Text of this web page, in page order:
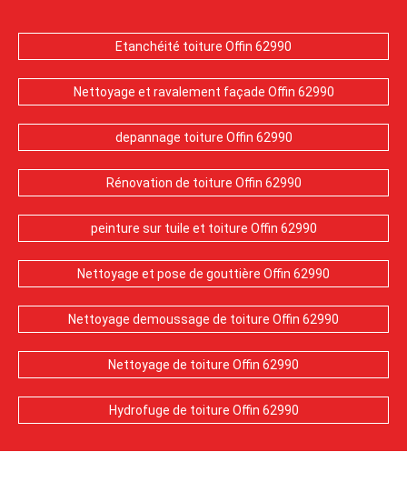
Etanchéité toiture Offin 62990
Nettoyage et ravalement façade Offin 62990
depannage toiture Offin 62990
Rénovation de toiture Offin 62990
peinture sur tuile et toiture Offin 62990
Nettoyage et pose de gouttière Offin 62990
Nettoyage demoussage de toiture Offin 62990
Nettoyage de toiture Offin 62990
Hydrofuge de toiture Offin 62990